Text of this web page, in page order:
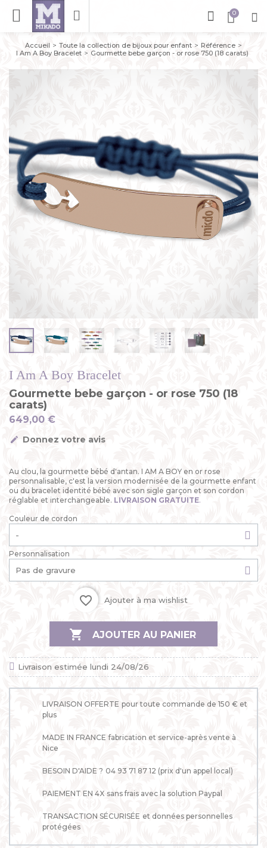
Accueil Toute la collection de bijoux pour enfant
Référence
I Am A Boy Bracelet
Gourmette bebe garçon - or rose 750 (18 carats)
I Am A Boy Bracelet
Gourmette bebe garçon - or rose 750 (18
carats)
649,00 €
Donnez votre avis
Au clou, la gourmette bébé d'antan. I AM A BOY en or rose
personnalisable, c'est la version modernisée de la gourmette enfant
ou du bracelet identité bébé avec son sigle garçon et son cordon
réglable et interchangeable. LIVRAISON GRATUITE.
Couleur de cordon
Personnalisation
favorite_border Ajouter à ma wishlist
 AJOUTER AU PANIER
Livraison estimée lundi 24/08/26
LIVRAISON OFFERTE pour toute commande de 150 € et
plus
MADE IN FRANCE fabrication et service-après vente à
Nice
BESOIN D'AIDE ? 04 93 71 87 12 (prix d'un appel local)
PAIEMENT EN 4X sans frais avec la solution Paypal
TRANSACTION SÉCURISÉE et données personnelles
protégées